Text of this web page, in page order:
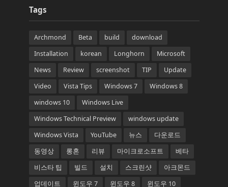
Tags
Archmond Beta build
download
Installation
korean Longhorn
Microsoft
News
Review screenshot TIP
Update
Video
Vista Tips Windows 7
Windows 8
windows 10
Windows Live
Windows Technical Preview
windows update
Windows Vista
YouTube 뉴스
다운로드
동영상
롱혼 리뷰 마이크로소프트
베타
비스타 팁
빌드 설치 스크린샷
아크몬드
업데이트
윈도우 7 윈도우 8 윈도우 10